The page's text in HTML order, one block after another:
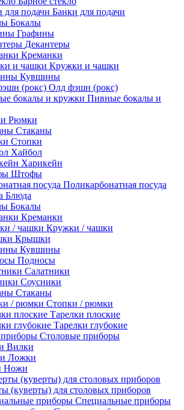
Банки для подачи
Бокалы
Графины
Декантеры
Креманки
Кружки и чашки
Кувшины
Олд фэшн (рокс)
Пивные бокалы и
Рюмки
Стаканы
Стопки
Хайбол
Харикейн
Штофы
Поликарбонатная посуда
Блюда
Бокалы
Креманки
Кружки / чашки
Крышки
Кувшины
Подносы
Салатники
Соусники
Стаканы
Стопки / рюмки
Тарелки плоские
Тарелки глубокие
Столовые приборы
Вилки
Ложки
Ножи
(куверты) для столовых приборов
Специальные приборы